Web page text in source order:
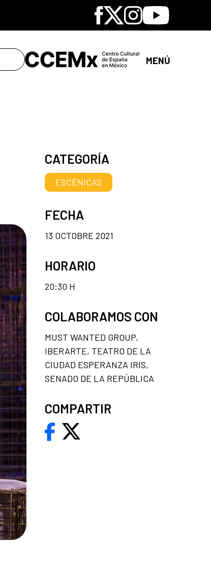
Facebook
X Instagram
Youtube
MENÚ
CATEGORÍA
ESCÉNICAS
FECHA
13 OCTOBRE 2021
HORARIO
20:30 H
COLABORAMOS CON
MUST WANTED GROUP,
IBERARTE, TEATRO DE LA
CIUDAD ESPERANZA IRIS,
SENADO DE LA REPÚBLICA
COMPARTIR